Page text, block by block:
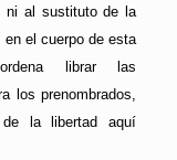
ni al sustituto de la
el cuerpo de esta
librar las
los prenombrados,
la libertad aquí